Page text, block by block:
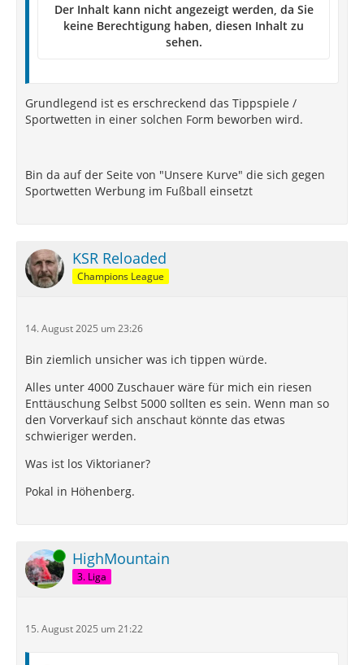
Der Inhalt kann nicht angezeigt werden, da Sie
keine Berechtigung haben, diesen Inhalt zu
sehen.
Grundlegend ist es erschreckend das Tippspiele /
Sportwetten in einer solchen Form beworben wird.
Bin da auf der Seite von "Unsere Kurve" die sich gegen
Sportwetten Werbung im Fußball einsetzt
KSR Reloaded
Champions League
14. August 2025 um 23:26
Bin ziemlich unsicher was ich tippen würde.
Alles unter 4000 Zuschauer wäre für mich ein riesen
Enttäuschung Selbst 5000 sollten es sein. Wenn man so
den Vorverkauf sich anschaut könnte das etwas
schwieriger werden.
Was ist los Viktorianer?
Pokal in Höhenberg.
Online HighMountain
3. Liga
15. August 2025 um 21:22